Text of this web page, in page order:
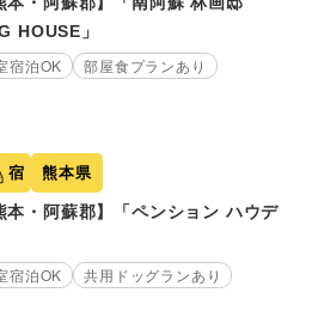
HOUSE」
宿泊OK
部屋食プランあり
宿 熊本県
本・阿蘇郡】「ペンション ハウデ
宿泊OK
共用ドッグランあり